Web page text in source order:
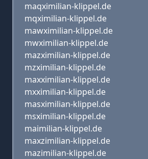
maqximilian-klippel.de
mqximilian-klippel.de
mawximilian-klippel.de
mwximilian-klippel.de
mazximilian-klippel.de
mzximilian-klippel.de
maxximilian-klippel.de
mxximilian-klippel.de
masximilian-klippel.de
msximilian-klippel.de
maimilian-klippel.de
maxzimilian-klippel.de
mazimilian-klippel.de